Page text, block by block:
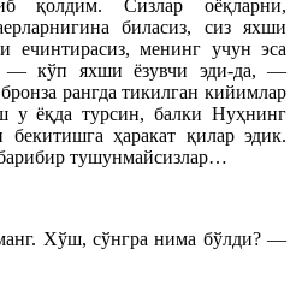
қолдим. Сизлар оёқларни,
биласиз, сиз яхши
ечинтирасиз, менинг учун эса
— кўп яхши ёзувчи эди-да, —
рангда тикилган кийимлар
у ёқда турсин, балки Нуҳнинг
ҳаракат қилар эдик.
тушунмайсизлар…
Хўш, сўнгра нима бўлди? —